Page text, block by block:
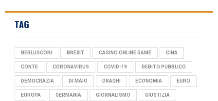
TAG
BERLUSCONI BREXIT CASINO ONLINE GAME CINA
CONTE CORONAVIRUS COVID-19 DEBITO PUBBLICO
DEMOCRAZIA DI MAIO DRAGHI ECONOMIA EURO
EUROPA GERMANIA GIORNALISMO GIUSTIZIA